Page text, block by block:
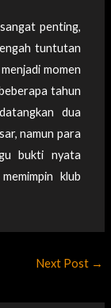
penting,
tuntutan
momen
tahun
dua
namun para
bukti nyata
klub
Next Post →